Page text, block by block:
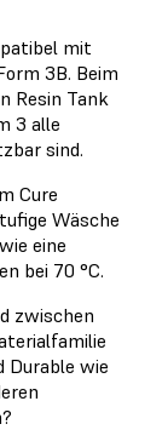
mit
3B. Beim
Resin Tank
3 alle
sind.
Cure
Wäsche
eine
bei 70 °C.
zwischen
Durable wie